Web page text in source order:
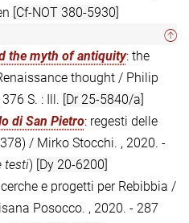
[Cf-NOT 380-5930]
the myth of antiquity: the
thought / Philip
S. : Ill. [Dr 25-5840/a]
di San Pietro: regesti delle
/ Mirko Stocchi. , 2020. -
testi) [Dy 20-6200]
e progetti per Rebibbia /
Posocco. , 2020. - 287